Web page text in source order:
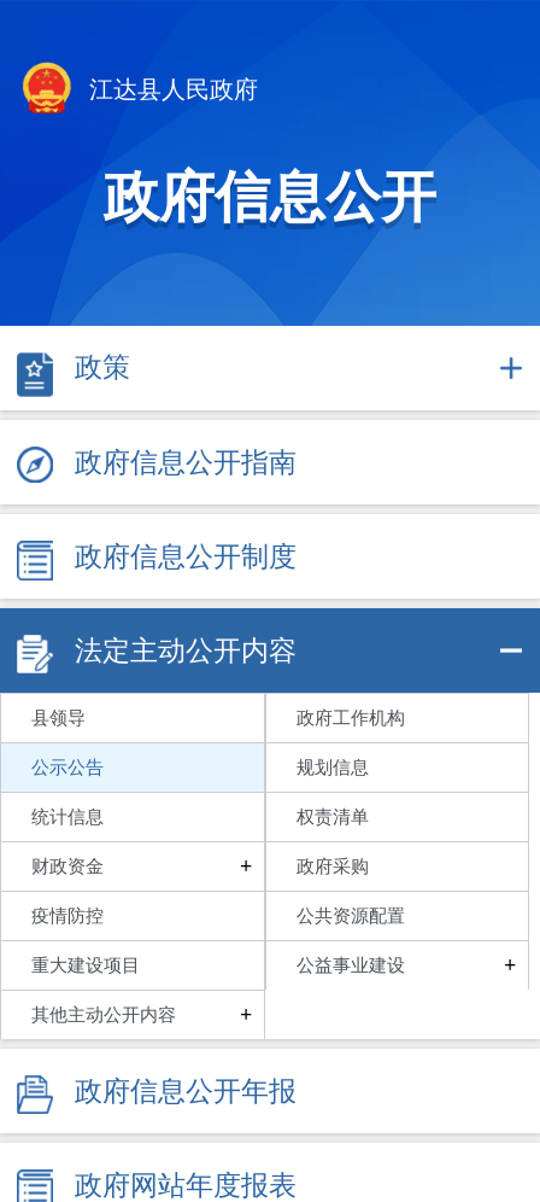
江达县人民政府
政府信息公开
政策
政府信息公开指南
政府信息公开制度
法定主动公开内容
县领导 政府工作机构
公示公告 规划信息
统计信息 权责清单
财政资金 + 政府采购
疫情防控 公共资源配置
重大建设项目 公益事业建设 +
其他主动公开内容 +
政府信息公开年报
政府网站年度报表